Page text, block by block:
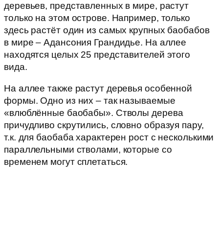
деревьев, представленных в мире, растут
только на этом острове. Например, только
здесь растёт один из самых крупных баобабов
в мире – Адансония Грандидье. На аллее
находятся целых 25 представителей этого
вида.
На аллее также растут деревья особенной
формы. Одно из них – так называемые
«влюблённые баобабы». Стволы дерева
причудливо скрутились, словно образуя пару,
т.к. для баобаба характерен рост с несколькими
параллельными стволами, которые со
временем могут сплетаться.